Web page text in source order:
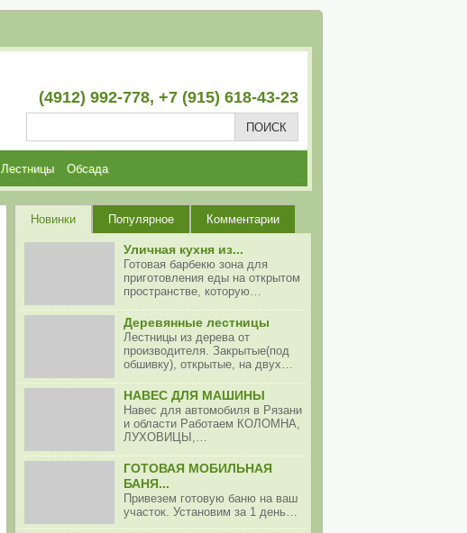
(4912) 992-778, +7 (915) 618-43-23
Лестницы Обсада
Новинки Популярное Комментарии
Уличная кухня из...
Готовая барбекю зона для
приготовления еды на открытом
пространстве, которую…
Деревянные лестницы
Лестницы из дерева от
производителя. Закрытые(под
обшивку), открытые, на двух…
НАВЕС ДЛЯ МАШИНЫ
Навес для автомобиля в Рязани
и области Работаем КОЛОМНА,
ЛУХОВИЦЫ,…
ГОТОВАЯ МОБИЛЬНАЯ
БАНЯ...
Привезем готовую баню на ваш
участок. Установим за 1 день…